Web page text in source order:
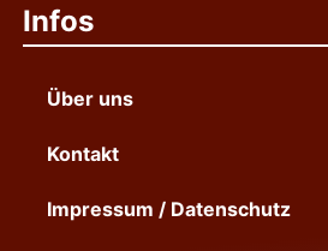
Infos
Über uns
Kontakt
Impressum / Datenschutz